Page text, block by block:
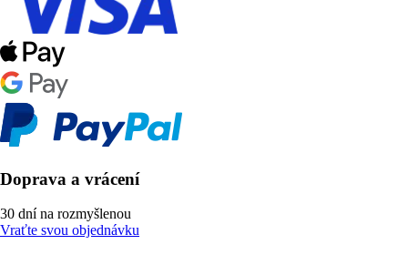
Doprava a vrácení
30 dní na rozmyšlenou
Vraťte svou objednávku